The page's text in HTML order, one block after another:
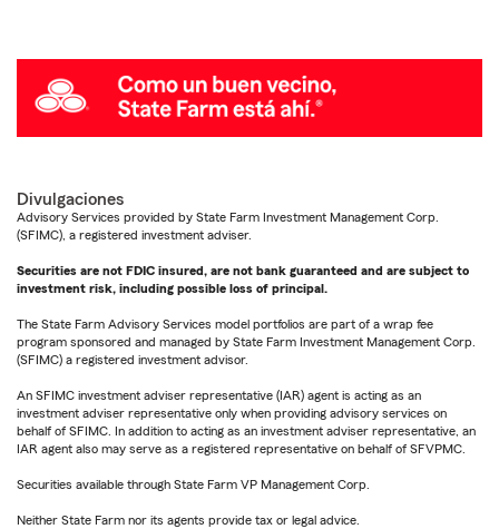
Divulgaciones
Advisory Services provided by State Farm Investment Management Corp.
(SFIMC), a registered investment adviser.
Securities are not FDIC insured, are not bank guaranteed and are subject to
investment risk, including possible loss of principal.
The State Farm Advisory Services model portfolios are part of a wrap fee
program sponsored and managed by State Farm Investment Management Corp.
(SFIMC) a registered investment advisor.
An SFIMC investment adviser representative (IAR) agent is acting as an
investment adviser representative only when providing advisory services on
behalf of SFIMC. In addition to acting as an investment adviser representative, an
IAR agent also may serve as a registered representative on behalf of SFVPMC.
Securities available through State Farm VP Management Corp.
Neither State Farm nor its agents provide tax or legal advice.